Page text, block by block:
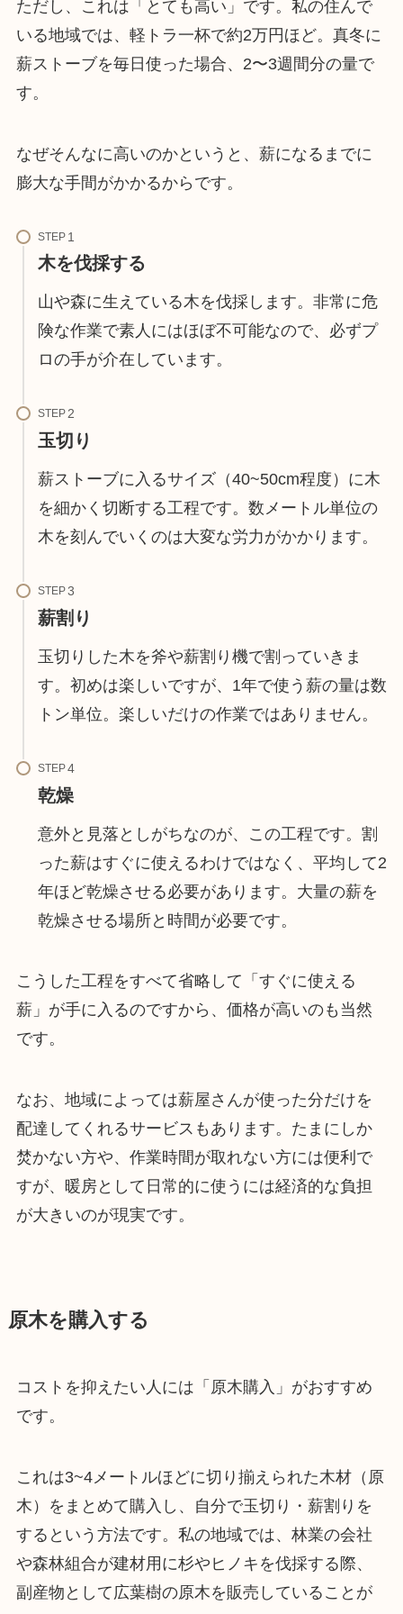
ただし、これは「とても高い」です。私の住んで
いる地域では、軽トラ一杯で約2万円ほど。真冬に
薪ストーブを毎日使った場合、2〜3週間分の量で
す。
なぜそんなに高いのかというと、薪になるまでに
膨大な手間がかかるからです。
STEP
木を伐採する
山や森に生えている木を伐採します。非常に危
険な作業で素人にはほぼ不可能なので、必ずプ
ロの手が介在しています。
STEP
玉切り
薪ストーブに入るサイズ（40~50cm程度）に木
を細かく切断する工程です。数メートル単位の
木を刻んでいくのは大変な労力がかかります。
STEP
薪割り
玉切りした木を斧や薪割り機で割っていきま
す。初めは楽しいですが、1年で使う薪の量は数
トン単位。楽しいだけの作業ではありません。
STEP
乾燥
意外と見落としがちなのが、この工程です。割
った薪はすぐに使えるわけではなく、平均して2
年ほど乾燥させる必要があります。大量の薪を
乾燥させる場所と時間が必要です。
こうした工程をすべて省略して「すぐに使える
薪」が手に入るのですから、価格が高いのも当然
です。
なお、地域によっては薪屋さんが使った分だけを
配達してくれるサービスもあります。たまにしか
焚かない方や、作業時間が取れない方には便利で
すが、暖房として日常的に使うには経済的な負担
が大きいのが現実です。
原木を購入する
コストを抑えたい人には「原木購入」がおすすめ
です。
これは3~4メートルほどに切り揃えられた木材（原
木）をまとめて購入し、自分で玉切り・薪割りを
するという方法です。私の地域では、林業の会社
や森林組合が建材用に杉やヒノキを伐採する際、
副産物として広葉樹の原木を販売していることが